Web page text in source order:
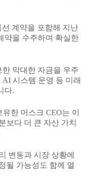
계약을 포함해 지난
약을 수주하며 확실한
막대한 자금을 우주
시스템 운영 등 미래
다.
한 머스크 CEO는 이
보다 더 큰 자산 가치
변동과 시장 상황에
될 가능성도 함께 열